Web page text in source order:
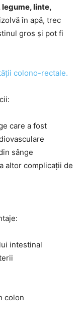
linte,
în apă, trec
gros și pot fi
colono-rectale.
care a fost
sânge
altor complicații de
intestinal
colon